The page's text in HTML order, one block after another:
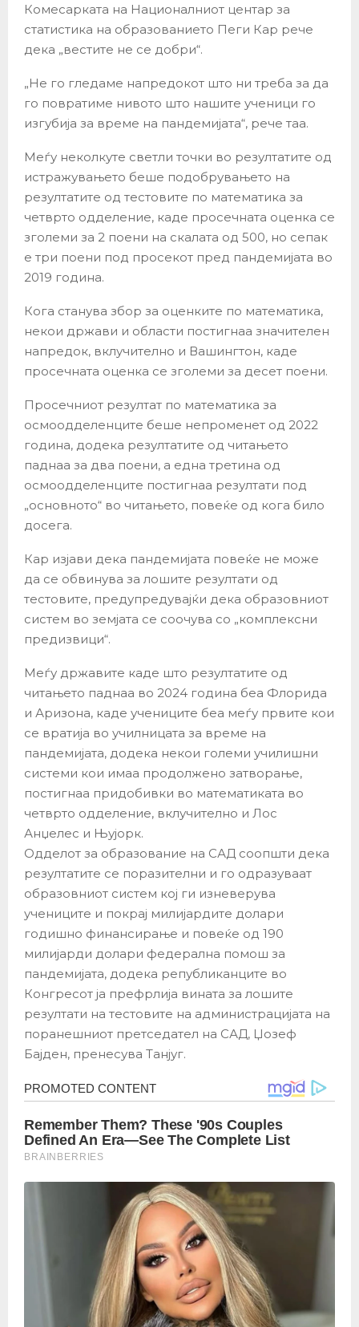
Комесарката на Националниот центар за
статистика на образованието Пеги Кар рече
дека „вестите не се добри“.
„Не го гледаме напредокот што ни треба за да
го повратиме нивото што нашите ученици го
изгубија за време на пандемијата“, рече таа.
Меѓу неколкуте светли точки во резултатите од
истражувањето беше подобрувањето на
резултатите од тестовите по математика за
четврто одделение, каде просечната оценка се
зголеми за 2 поени на скалата од 500, но сепак
е три поени под просекот пред пандемијата во
2019 година.
Кога станува збор за оценките по математика,
некои држави и области постигнаа значителен
напредок, вклучително и Вашингтон, каде
просечната оценка се зголеми за десет поени.
Просечниот резултат по математика за
осмоодделенците беше непроменет од 2022
година, додека резултатите од читањето
паднаа за два поени, а една третина од
осмоодделенците постигнаа резултати под
„основното“ во читањето, повеќе од кога било
досега.
Кар изјави дека пандемијата повеќе не може
да се обвинува за лошите резултати од
тестовите, предупредувајќи дека образовниот
систем во земјата се соочува со „комплексни
предизвици“.
Меѓу државите каде што резултатите од
читањето паднаа во 2024 година беа Флорида
и Аризона, каде учениците беа меѓу првите кои
се вратија во училницата за време на
пандемијата, додека некои големи училишни
системи кои имаа продолжено затворање,
постигнаа придобивки во математиката во
четврто одделение, вклучително и Лос
Анџелес и Њујорк.
Одделот за образование на САД соопшти дека
резултатите се поразителни и го одразуваат
образовниот систем кој ги изневерува
учениците и покрај милијардите долари
годишно финансирање и повеќе од 190
милијарди долари федерална помош за
пандемијата, додека републиканците во
Конгресот ја префрлија вината за лошите
резултати на тестовите на администрацијата на
поранешниот претседател на САД, Џозеф
Бајден, пренесува Танјуг.